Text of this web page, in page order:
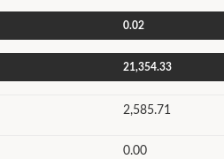
0.02
21,354.33
2,585.71
0.00